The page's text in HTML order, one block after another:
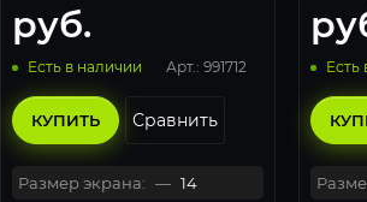
руб.
Есть в наличии Арт.: 991712
КУПИТЬ Сравнить
Размер экрана: — 14
Есть